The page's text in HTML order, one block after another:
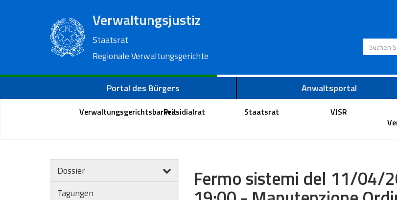
Verwaltungsjustiz
Staatsrat
Regionale Verwaltungsgerichte
Portal des Bürgers Anwaltsportal
VerwaltungsgerichtsbarkeitPräsidialrat Staatsrat VJSR
Dossier
Tagungen
Fermo sistemi del 11/04/